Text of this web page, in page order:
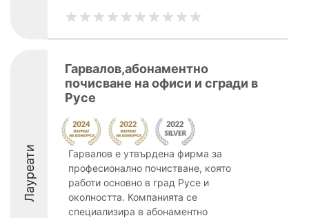
Лауреати
Гарвалов,абонаментно
почисване на офиси и сгради в
Русе
Гарвалов е утвърдена фирма за
професионално почистване, която
работи основно в град Русе и
околността. Компанията се
специализира в абонаментно